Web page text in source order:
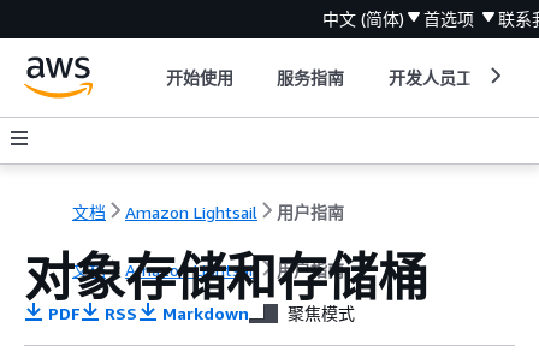
中文 (简体) 首选项 联系
开始使用 服务指南 开发人员工具
文档 Amazon Lightsail 用户指南
文档 Amazon Lightsail 用户指南
对象存储和存储桶
PDF RSS Markdown 聚焦模式